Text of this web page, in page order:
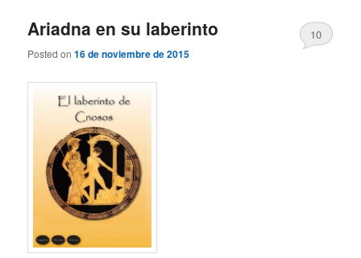
Ariadna en su laberinto
Posted on16 de noviembre de 2015
10